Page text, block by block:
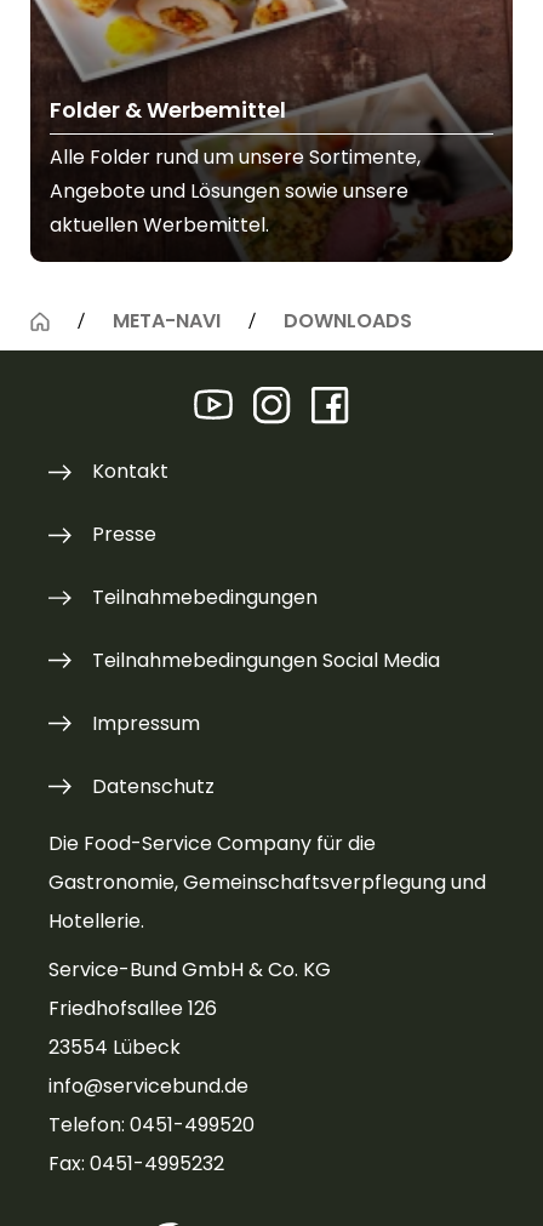
Folder & Werbemittel
Alle Folder rund um unsere Sortimente,
Angebote und Lösungen sowie unsere
aktuellen Werbemittel.
META-NAVI DOWNLOADS
Die Food-Service Company für die
Gastronomie, Gemeinschaftsverpflegung und
Hotellerie.
Service-Bund GmbH & Co. KG
Friedhofsallee 126
23554 Lübeck
info@servicebund.de
Telefon: 0451-499520
Fax: 0451-4995232
Kontakt
Presse
Teilnahmebedingungen
Teilnahmebedingungen Social Media
Impressum
Datenschutz